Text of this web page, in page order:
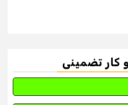
کار تضمینی